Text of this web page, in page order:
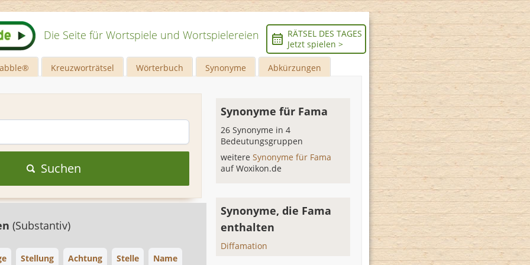
Die Seite für Wortspiele und Wortspielereien
RÄTSEL DES TAGES
Jetzt spielen >
Kreuzworträtsel Wörterbuch Synonyme Abkürzungen
Suchen
(Substantiv)
Stellung Achtung Stelle Name
Synonyme für Fama
26 Synonyme in 4
Bedeutungsgruppen
weitereSynonyme für Fama
auf Woxikon.de
Synonyme, die Fama
enthalten
Diffamation